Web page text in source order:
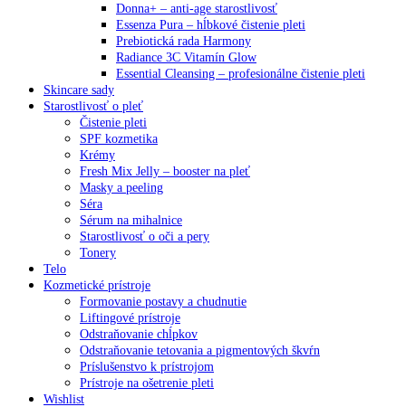
Donna+ – anti-age starostlivosť
Essenza Pura – hĺbkové čistenie pleti
Prebiotická rada Harmony
Radiance 3C Vitamín Glow
Essential Cleansing – profesionálne čistenie pleti
Skincare sady
Starostlivosť o pleť
Čistenie pleti
SPF kozmetika
Krémy
Fresh Mix Jelly – booster na pleť
Masky a peeling
Séra
Sérum na mihalnice
Starostlivosť o oči a pery
Tonery
Telo
Kozmetické prístroje
Formovanie postavy a chudnutie
Liftingové prístroje
Odstraňovanie chĺpkov
Odstraňovanie tetovania a pigmentových škvŕn
Príslušenstvo k prístrojom
Prístroje na ošetrenie pleti
Wishlist